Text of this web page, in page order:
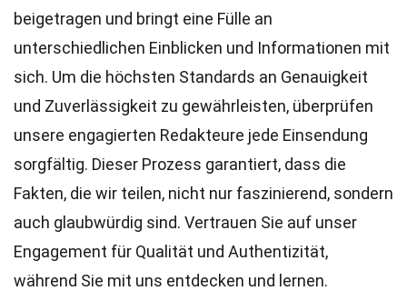
beigetragen und bringt eine Fülle an
unterschiedlichen Einblicken und Informationen mit
sich. Um die höchsten Standards an Genauigkeit
und Zuverlässigkeit zu gewährleisten, überprüfen
unsere engagierten Redakteure jede Einsendung
sorgfältig. Dieser Prozess garantiert, dass die
Fakten, die wir teilen, nicht nur faszinierend, sondern
auch glaubwürdig sind. Vertrauen Sie auf unser
Engagement für Qualität und Authentizität,
während Sie mit uns entdecken und lernen.